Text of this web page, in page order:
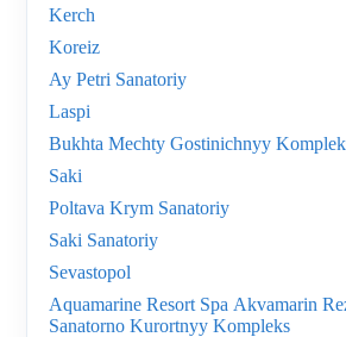
Kerch
Koreiz
Ay Petri Sanatoriy
Laspi
Bukhta Mechty Gostinichnyy
Saki
Poltava Krym Sanatoriy
Saki Sanatoriy
Sevastopol
Aquamarine Resort Spa Akvamarin
Sanatorno Kurortnyy Kompleks